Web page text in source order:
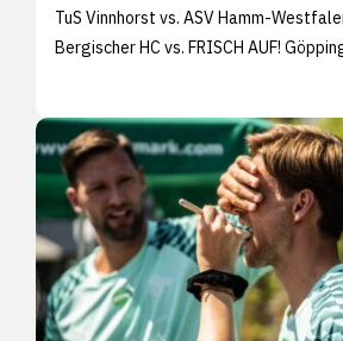
TuS Vinnhorst vs. ASV Hamm-
Bergischer HC vs. FRISCH AUF!